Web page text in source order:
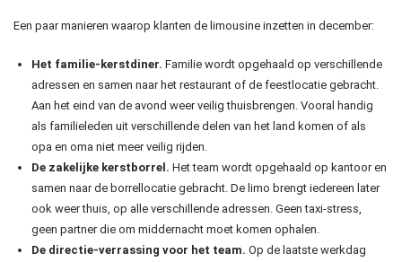
Een paar manieren waarop klanten de limousine inzetten in december:
Het familie-kerstdiner. Familie wordt opgehaald op verschillende
adressen en samen naar het restaurant of de feestlocatie gebracht.
Aan het eind van de avond weer veilig thuisbrengen. Vooral handig
als familieleden uit verschillende delen van het land komen of als
opa en oma niet meer veilig rijden.
De zakelijke kerstborrel. Het team wordt opgehaald op kantoor en
samen naar de borrellocatie gebracht. De limo brengt iedereen later
ook weer thuis, op alle verschillende adressen. Geen taxi-stress,
geen partner die om middernacht moet komen ophalen.
De directie-verrassing voor het team. Op de laatste werkdag